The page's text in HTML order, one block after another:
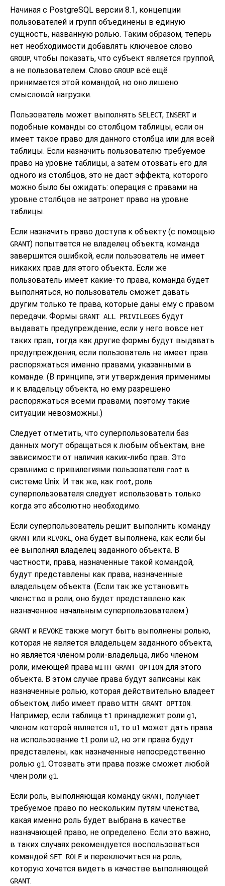
Начиная с PostgreSQL версии 8.1, концепции
пользователей и групп объединены в единую
сущность, названную ролью. Таким образом, теперь
нет необходимости добавлять ключевое слово
GROUP, чтобы показать, что субъект является группой,
а не пользователем. Слово GROUP всё ещё
принимается этой командой, но оно лишено
смысловой нагрузки.
Пользователь может выполнять SELECT, INSERTи
подобные команды со столбцом таблицы, если он
имеет такое право для данного столбца или для всей
таблицы. Если назначить пользователю требуемое
право на уровне таблицы, а затем отозвать его для
одного из столбцов, это не даст эффекта, которого
можно было бы ожидать: операция с правами на
уровне столбцов не затронет право на уровне
таблицы.
Если назначить право доступа к объекту (с помощью
GRANT) попытается не владелец объекта, команда
завершится ошибкой, если пользователь не имеет
никаких прав для этого объекта. Если же
пользователь имеет какие-то права, команда будет
выполняться, но пользователь сможет давать
другим только те права, которые даны ему с правом
передачи. Формы GRANT ALL PRIVILEGES будут
выдавать предупреждение, если у него вовсе нет
таких прав, тогда как другие формы будут выдавать
предупреждения, если пользователь не имеет прав
распоряжаться именно правами, указанными в
команде. (В принципе, эти утверждения применимы
и к владельцу объекта, но ему разрешено
распоряжаться всеми правами, поэтому такие
ситуации невозможны.)
Следует отметить, что суперпользователи баз
данных могут обращаться к любым объектам, вне
зависимости от наличия каких-либо прав. Это
сравнимо с привилегиями пользователя root в
системе Unix. И так же, как root, роль
суперпользователя следует использовать только
когда это абсолютно необходимо.
Если суперпользователь решит выполнить команду
GRANTили REVOKE, она будет выполнена, как если бы
её выполнял владелец заданного объекта. В
частности, права, назначенные такой командой,
будут представлены как права, назначенные
владельцем объекта. (Если так же установить
членство в роли, оно будет представлено как
назначенное начальным суперпользователем.)
GRANTи REVOKE также могут быть выполнены ролью,
которая не является владельцем заданного объекта,
но является членом роли-владельца, либо членом
роли, имеющей права WITH GRANT OPTION для этого
объекта. В этом случае права будут записаны как
назначенные ролью, которая действительно владеет
объектом, либо имеет право WITH GRANT OPTION.
Например, если таблица t1 принадлежит роли g1,
членом которой является u1, то u1 может дать права
на использование t1 роли u2, но эти права будут
представлены, как назначенные непосредственно
ролью g1. Отозвать эти права позже сможет любой
член роли g1.
Если роль, выполняющая команду GRANT, получает
требуемое право по нескольким путям членства,
какая именно роль будет выбрана в качестве
назначающей право, не определено. Если это важно,
в таких случаях рекомендуется воспользоваться
командой SET ROLE и переключиться на роль,
которую хочется видеть в качестве выполняющей
GRANT.